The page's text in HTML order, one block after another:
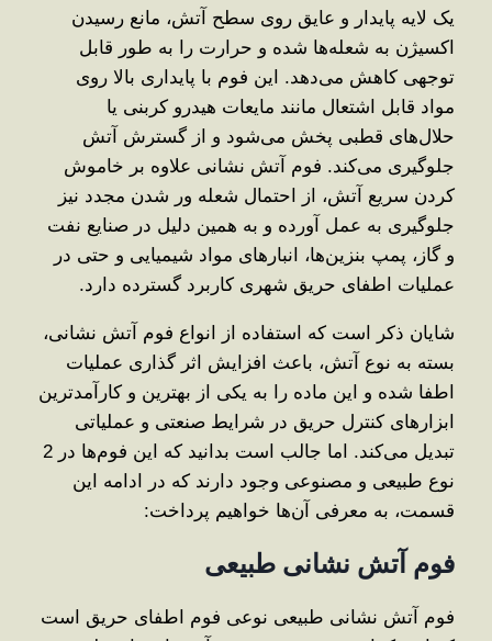
یک لایه پایدار و عایق روی سطح آتش، مانع رسیدن
اکسیژن به شعله‌ها شده و حرارت را به‌ طور قابل
توجهی کاهش می‌دهد. این فوم با پایداری بالا روی
مواد قابل اشتعال مانند مایعات هیدرو کربنی یا
حلال‌های قطبی پخش می‌شود و از گسترش آتش
جلوگیری می‌کند. فوم آتش نشانی علاوه بر خاموش‌
کردن سریع آتش، از احتمال شعله ور شدن مجدد نیز
جلوگیری به عمل آورده و به همین دلیل در صنایع نفت
و گاز، پمپ ‌بنزین‌ها، انبارهای مواد شیمیایی و حتی در
عملیات اطفای حریق شهری کاربرد گسترده دارد.
شایان ذکر است که استفاده از انواع فوم آتش نشانی،
بسته به نوع آتش، باعث افزایش اثر گذاری عملیات
اطفا شده و این ماده را به یکی از بهترین و کارآمدترین
ابزارهای کنترل حریق در شرایط صنعتی و عملیاتی
تبدیل می‌کند. اما جالب است بدانید که این فوم‌ها در 2
نوع طبیعی و مصنوعی وجود دارند که در ادامه این
قسمت، به معرفی آن‌ها خواهیم پرداخت:
فوم آتش نشانی طبیعی
فوم آتش نشانی طبیعی نوعی فوم اطفای حریق است